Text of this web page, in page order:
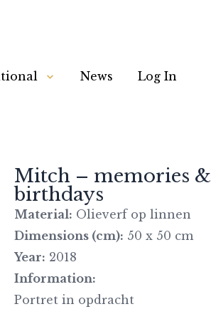
News Log In
Mitch – memories &
birthdays
Material: Olieverf op linnen
Dimensions (cm): 50 x 50 cm
Year: 2018
Information:
Portret in opdracht